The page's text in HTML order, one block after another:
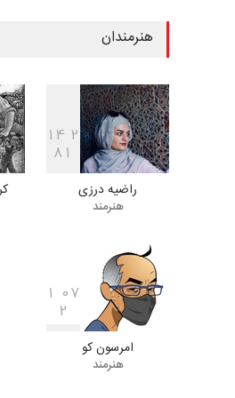
فراخوان
کارتون و
ششمین
کارتون
دومین
هنرمندان
1 4 2
81
راضیه درزی
هنرمند
1 07
2
امرسون کو
هنرمند